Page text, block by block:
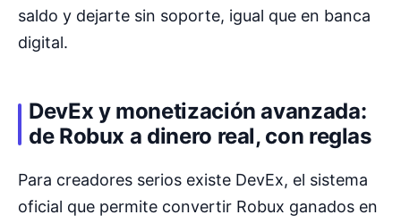
saldo y dejarte sin soporte, igual que en banca
digital.
DevEx y monetización avanzada:
de Robux a dinero real, con reglas
Para creadores serios existe DevEx, el sistema
oficial que permite convertir Robux ganados en